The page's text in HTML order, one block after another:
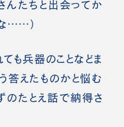
んたちと出会ってか
……）
も兵器のことなどま
答えたものかと悩む
のたとえ話で納得さ